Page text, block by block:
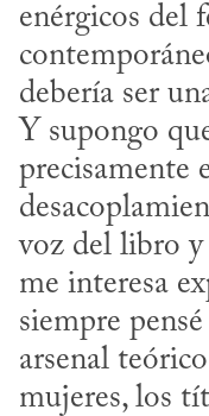
enérgicos del
debería ser
Y supongo
precisamente
voz del libro
me interesa
siempre
arsenal
mujeres, los